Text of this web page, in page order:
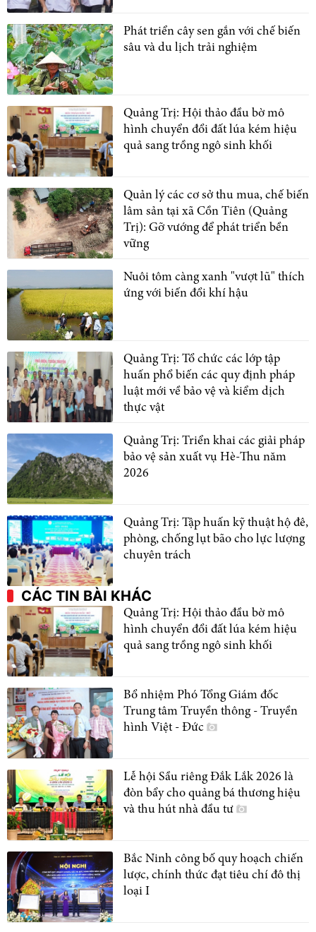
Phát triển cây sen gắn với chế biến
sâu và du lịch trải nghiệm
Quảng Trị: Hội thảo đầu bờ mô
hình chuyển đổi đất lúa kém hiệu
quả sang trồng ngô sinh khối
Quản lý các cơ sở thu mua, chế biến
lâm sản tại xã Cồn Tiên (Quảng
Trị): Gỡ vướng để phát triển bền
vững
Nuôi tôm càng xanh "vượt lũ" thích
ứng với biến đổi khí hậu
Quảng Trị: Tổ chức các lớp tập
huấn phổ biến các quy định pháp
luật mới về bảo vệ và kiểm dịch
thực vật
Quảng Trị: Triển khai các giải pháp
bảo vệ sản xuất vụ Hè-Thu năm
2026
Quảng Trị: Tập huấn kỹ thuật hộ đê,
phòng, chống lụt bão cho lực lượng
chuyên trách
CÁC TIN BÀI KHÁC
Quảng Trị: Hội thảo đầu bờ mô
hình chuyển đổi đất lúa kém hiệu
quả sang trồng ngô sinh khối
Bổ nhiệm Phó Tổng Giám đốc
Trung tâm Truyền thông - Truyền
hình Việt - Đức
Lễ hội Sầu riêng Đắk Lắk 2026 là
đòn bẩy cho quảng bá thương hiệu
và thu hút nhà đầu tư
Bắc Ninh công bố quy hoạch chiến
lược, chính thức đạt tiêu chí đô thị
loại I